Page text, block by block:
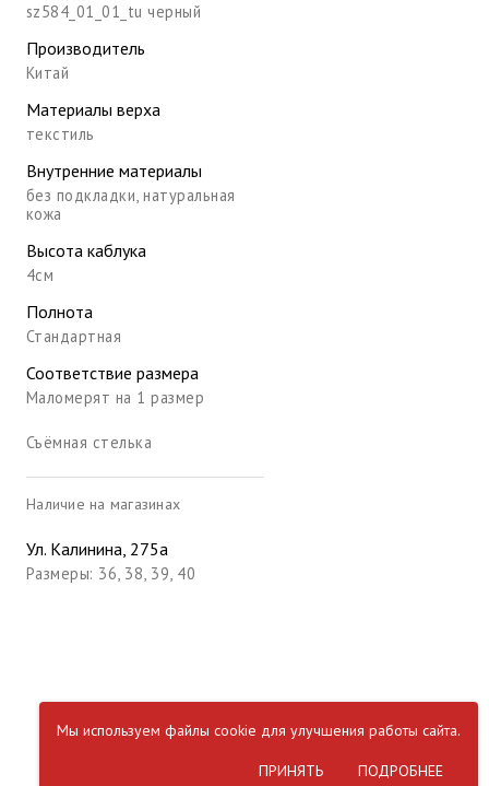
sz584_01_01_tu черный
Производитель
Китай
Материалы верха
текстиль
Внутренние материалы
без подкладки, натуральная
кожа
Высота каблука
4см
Полнота
Стандартная
Соответствие размера
Маломерят на 1 размер
Съёмная стелька
Наличие на магазинах
Ул. Калинина, 275а
Размеры: 36, 38, 39, 40
Мы используем файлы cookie для улучшения работы сайта.
ПРИНЯТЬ ПОДРОБНЕЕ